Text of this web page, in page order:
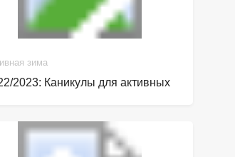
зима
2023: Каникулы для активных